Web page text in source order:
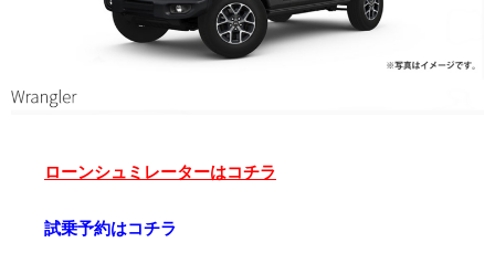
ローンシュミレーターはコチラ
試乗予約はコチラ